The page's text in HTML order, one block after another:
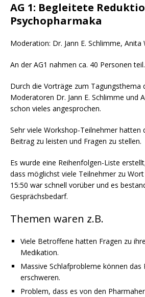
AG 1: Begleitete
Psychopharmaka
Moderation: Dr. Jann E. Schlimme, Anita
An der AG1 nahmen ca. 40 Personen teil.
Durch die Vorträge zum Tagungsthema
Moderatoren Dr. Jann E. Schlimme und
schon vieles angesprochen.
Sehr viele Workshop-Teilnehmer hatten
Beitrag zu leisten und Fragen zu stellen.
Es wurde eine Reihenfolgen-Liste
dass möglichst viele Teilnehmer zu
15:50 war schnell vorüber und es
Gesprächsbedarf.
Themen waren z.B.
Viele Betroffene hatten Fragen zu
Medikation.
Massive Schlafprobleme können das
erschweren.
Problem, dass es von den